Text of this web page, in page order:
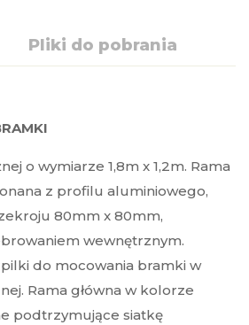
Pliki do pobrania
o wymiarze 1,8m x 1,2m. Rama
z profilu aluminiowego,
80mm x 80mm,
wewnętrznym.
do mocowania bramki w
Rama główna w kolorze
podtrzymujące siatkę